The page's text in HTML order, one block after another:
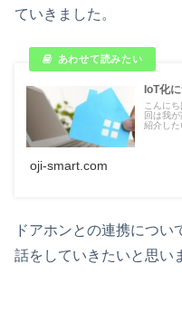
ていきました。
IoT化
こんに
回は我
紹介した
oji-smart.com
ドアホンとの連携につい
話をしていきたいと思い